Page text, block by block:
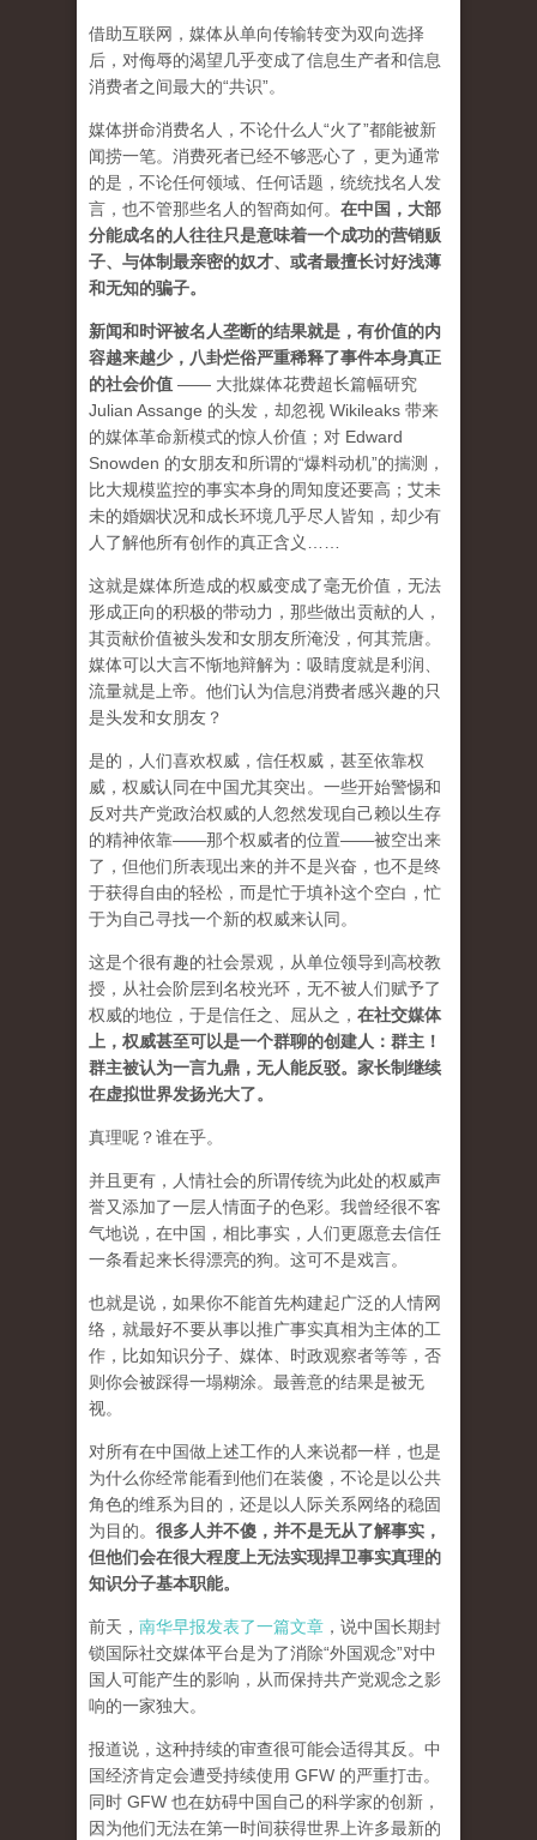
借助互联网，媒体从单向传输转变为双向选择
后，对侮辱的渴望几乎变成了信息生产者和信息
消费者之间最大的“共识”。
媒体拼命消费名人，不论什么人“火了”都能被新
闻捞一笔。消费死者已经不够恶心了，更为通常
的是，不论任何领域、任何话题，统统找名人发
言，也不管那些名人的智商如何。 在中国，大部
分能成名的人往往只是意味着一个成功的营销贩
子、与体制最亲密的奴才、或者最擅长讨好浅薄
和无知的骗子。
新闻和时评被名人垄断的结果就是，有价值的内
容越来越少，八卦烂俗严重稀释了事件本身真正
的社会价值 —— 大批媒体花费超长篇幅研究
Julian Assange 的头发，却忽视 Wikileaks 带来
的媒体革命新模式的惊人价值；对 Edward
Snowden 的女朋友和所谓的“爆料动机”的揣测，
比大规模监控的事实本身的周知度还要高；艾未
未的婚姻状况和成长环境几乎尽人皆知，却少有
人了解他所有创作的真正含义……
这就是媒体所造成的权威变成了毫无价值，无法
形成正向的积极的带动力，那些做出贡献的人，
其贡献价值被头发和女朋友所淹没，何其荒唐。
媒体可以大言不惭地辩解为：吸睛度就是利润、
流量就是上帝。他们认为信息消费者感兴趣的只
是头发和女朋友？
是的，人们喜欢权威，信任权威，甚至依靠权
威，权威认同在中国尤其突出。一些开始警惕和
反对共产党政治权威的人忽然发现自己赖以生存
的精神依靠——那个权威者的位置——被空出来
了，但他们所表现出来的并不是兴奋，也不是终
于获得自由的轻松，而是忙于填补这个空白，忙
于为自己寻找一个新的权威来认同。
这是个很有趣的社会景观，从单位领导到高校教
授，从社会阶层到名校光环，无不被人们赋予了
权威的地位，于是信任之、屈从之， 在社交媒体
上，权威甚至可以是一个群聊的创建人：群主！
群主被认为一言九鼎，无人能反驳。家长制继续
在虚拟世界发扬光大了。
真理呢？谁在乎。
并且更有，人情社会的所谓传统为此处的权威声
誉又添加了一层人情面子的色彩。我曾经很不客
气地说，在中国，相比事实，人们更愿意去信任
一条看起来长得漂亮的狗。这可不是戏言。
也就是说，如果你不能首先构建起广泛的人情网
络，就最好不要从事以推广事实真相为主体的工
作，比如知识分子、媒体、时政观察者等等，否
则你会被踩得一塌糊涂。最善意的结果是被无
视。
对所有在中国做上述工作的人来说都一样，也是
为什么你经常能看到他们在装傻，不论是以公共
角色的维系为目的，还是以人际关系网络的稳固
为目的。 很多人并不傻，并不是无从了解事实，
但他们会在很大程度上无法实现捍卫事实真理的
知识分子基本职能。
前天， 南华早报发表了一篇文章 ，说中国长期封
锁国际社交媒体平台是为了消除“外国观念”对中
国人可能产生的影响，从而保持共产党观念之影
响的一家独大。
报道说，这种持续的审查很可能会适得其反。中
国经济肯定会遭受持续使用 GFW 的严重打击。
同时 GFW 也在妨碍中国自己的科学家的创新，
因为他们无法在第一时间获得世界上许多最新的